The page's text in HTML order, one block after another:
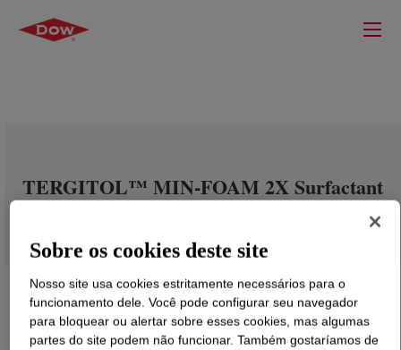
TERGITOL™ MIN-FOAM 2X Surfactant
Sobre os cookies deste site
Nosso site usa cookies estritamente necessários para o
funcionamento dele. Você pode configurar seu navegador
para bloquear ou alertar sobre esses cookies, mas algumas
partes do site podem não funcionar. Também gostaríamos de